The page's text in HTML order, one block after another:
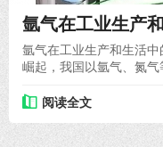
氩气在工业生产
氩气在工业生产和生活
崛起，我国以氩气、氮气
阅读全文